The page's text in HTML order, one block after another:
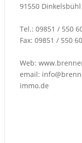
91550 Dinkelsbühl
Tel.: 09851 / 550
Fax: 09851 / 550
Web:
email:
immo.de